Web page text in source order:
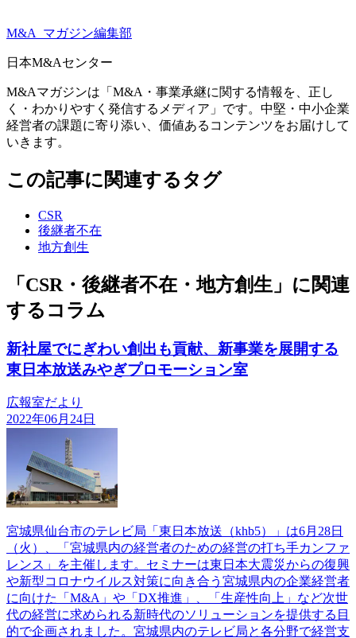
M&A マガジン編集部
日本M&Aセンター
M&Aマガジンは「M&A・事業承継に関する情報を、正し
く・わかりやすく発信するメディア」です。中堅・中小企業
経営者の課題に寄り添い、価値あるコンテンツをお届けして
いきます。
この記事に関連するタグ
CSR
後継者不在
地方創生
「CSR・後継者不在・地方創生」に関連
するコラム
新社屋でにぎわい創出も貢献、新事業を展開する
東日本放送みやぎプロモーション室
広報室だより
2022年06月24日
宮城県仙台市のテレビ局「東日本放送（khb5）」は6月28日
（火）、「宮城県内の経営者のための経営の打ち手カンファ
レンス」を主催します。セミナーは東日本大震災からの復興
や新型コロナウイルス対策に向き合う宮城県内の企業経営者
に向けた「M&A」や「DX推進」、「生産性向上」など次世
代の経営に求められる新時代のソリューションを提供する目
的で企画されました。宮城県内のテレビ局と各分野で経営支